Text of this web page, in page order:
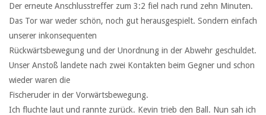
Der erneute Anschlusstreffer zum 3:2 fiel nach rund zehn Minuten.
Das Tor war weder schön, noch gut herausgespielt. Sondern einfach
unserer inkonsequenten
Rückwärtsbewegung und der Unordnung in der Abwehr geschuldet.
Unser Anstoß landete nach zwei Kontakten beim Gegner und schon
wieder waren die
Fischeruder in der Vorwärtsbewegung.
Ich fluchte laut und rannte zurück. Kevin trieb den Ball. Nun sah ich